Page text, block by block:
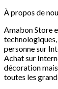
À propos de
AmabonStore
technologiques,
personne sur
Achat sur
décoration
toutes les